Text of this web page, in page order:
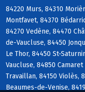
84220 Murs, 84310
Montfavet, 84370
84270 Vedène, 84470
de-Vaucluse, 84450
Le Thor, 84450 St-
Vaucluse, 84850
Travaillan, 84150 Violès,
Beaumes-de-Venise,